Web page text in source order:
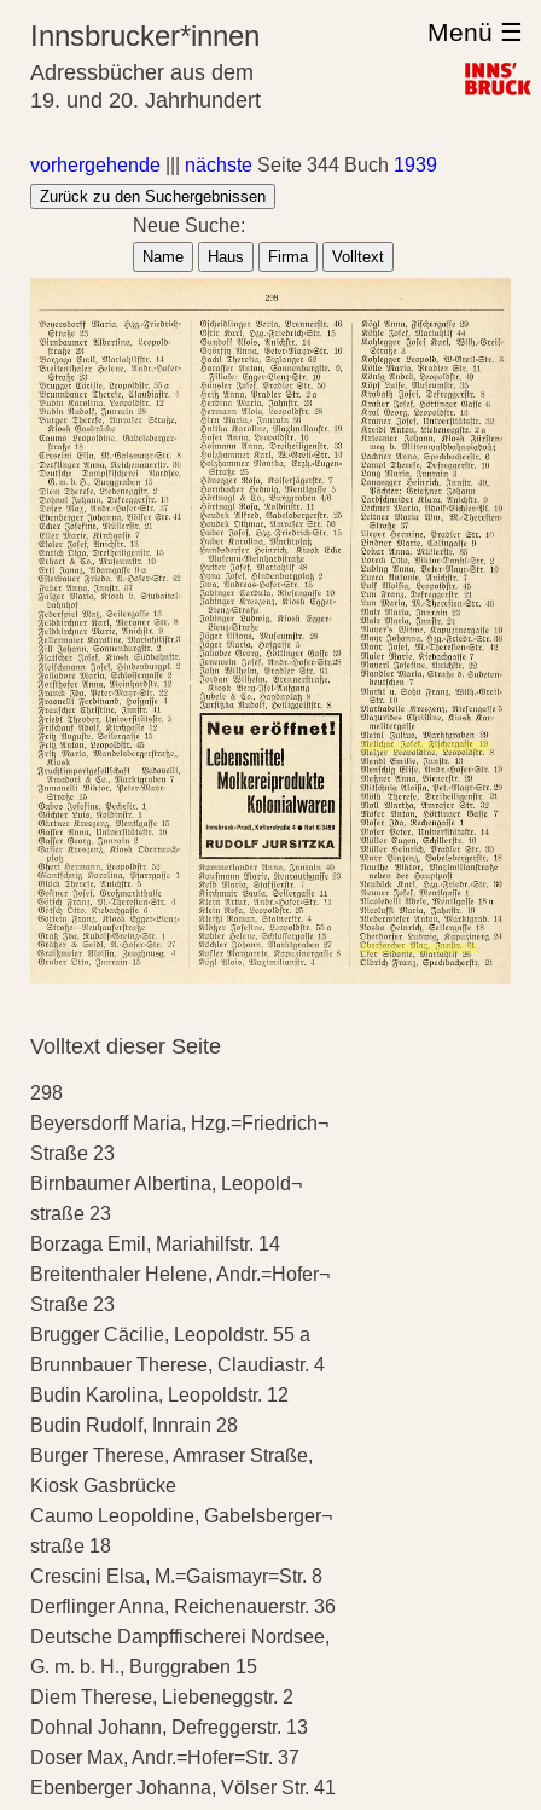
Innsbrucker*innen
Adressbücher aus dem
19. und 20. Jahrhundert
Menü ☰
vorhergehende nächste Seite 344 Buch 1939
Zurück zu den Suchergebnissen
Neue Suche:
Name Haus Firma Volltext
Volltext dieser Seite
298
Beyersdorff Maria, Hzg.=Friedrich¬
Straße 23
Birnbaumer Albertina, Leopold¬
straße 23
Borzaga Emil, Mariahilfstr. 14
Breitenthaler Helene, Andr.=Hofer¬
Straße 23
Brugger Cäcilie, Leopoldstr. 55 a
Brunnbauer Therese, Claudiastr. 4
Budin Karolina, Leopoldstr. 12
Budin Rudolf, Innrain 28
Burger Therese, Amraser Straße,
Kiosk Gasbrücke
Caumo Leopoldine, Gabelsberger¬
straße 18
Crescini Elsa, M.=Gaismayr=Str. 8
Derflinger Anna, Reichenauerstr. 36
Deutsche Dampffischerei Nordsee,
G. m. b. H., Burggraben 15
Diem Therese, Liebeneggstr. 2
Dohnal Johann, Defreggerstr. 13
Doser Max, Andr.=Hofer=Str. 37
Ebenberger Johanna, Völser Str. 41